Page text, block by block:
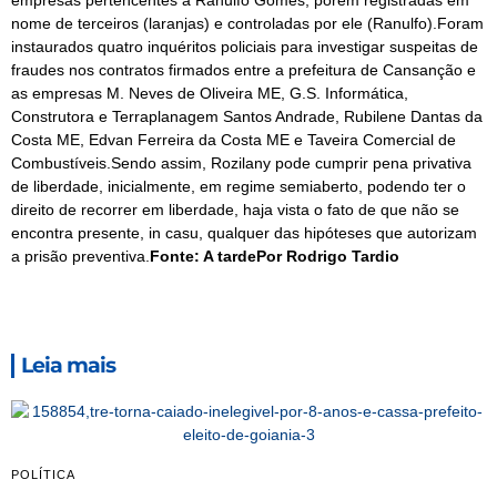
nome de terceiros (laranjas) e controladas por ele (Ranulfo).Foram
instaurados quatro inquéritos policiais para investigar suspeitas de
fraudes nos contratos firmados entre a prefeitura de Cansanção e
as empresas M. Neves de Oliveira ME, G.S. Informática,
Construtora e Terraplanagem Santos Andrade, Rubilene Dantas da
Costa ME, Edvan Ferreira da Costa ME e Taveira Comercial de
Combustíveis.Sendo assim, Rozilany pode cumprir pena privativa
de liberdade, inicialmente, em regime semiaberto, podendo ter o
direito de recorrer em liberdade, haja vista o fato de que não se
encontra presente, in casu, qualquer das hipóteses que autorizam
a prisão preventiva. Fonte: A tardePor Rodrigo Tardio
Leia mais
POLÍTICA